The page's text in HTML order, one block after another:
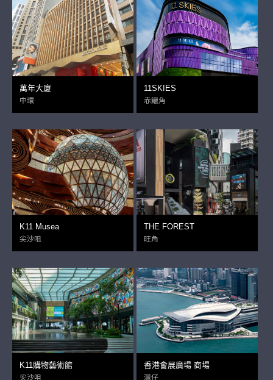
萬年大廈
中環
11SKIES
赤鱲角
K11 Musea
尖沙咀
THE FOREST
旺角
K11購物藝術館
尖沙咀
香港會展廣場 商場
灣仔